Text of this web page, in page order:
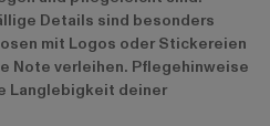
Details sind besonders
mit Logos oder Stickereien
Note verleihen. Pflegehinweise
Langlebigkeit deiner